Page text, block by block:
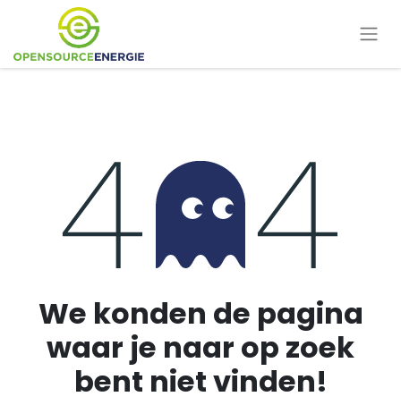
Fout 404
We konden de pagina
waar je naar op zoek
bent niet vinden!